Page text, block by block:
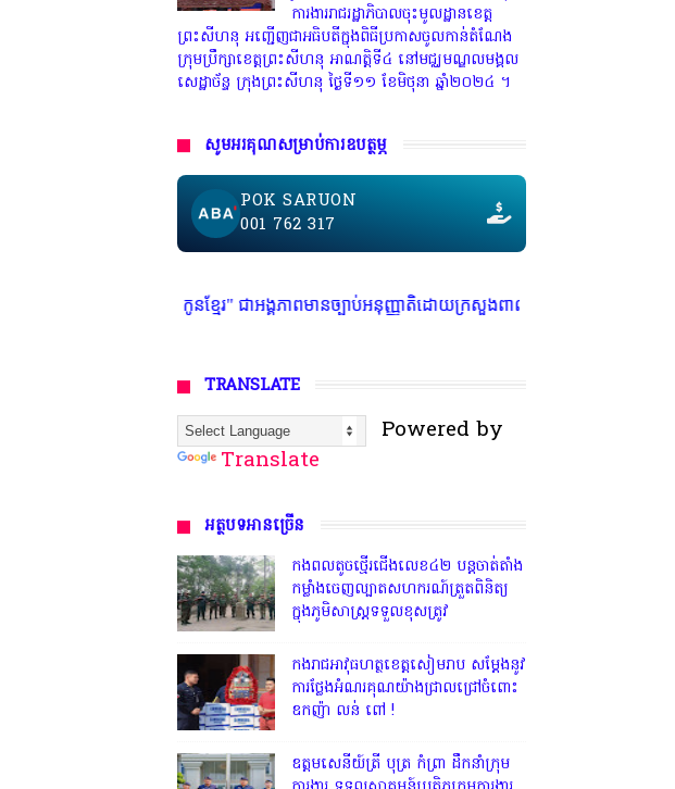
ការងាររាជរដ្ឋាភិបាលចុះមូលដ្ឋានខេត្ត
ព្រះសីហនុ អញ្ជើញជាអធិបតីក្នុងពិធីប្រកាសចូលកាន់តំណែង
ក្រុមប្រឹក្សាខេត្តព្រះសីហនុ អាណត្តិទី៤ នៅមជ្ឈមណ្ឌលមង្គល
សេដ្ឋាច័ន្ទ ក្រុងព្រះសីហនុ ថ្ងៃទី១១ ខែមិថុនា ឆ្នាំ២០២៤ ។
សូមអរគុណសម្រាប់ការឧបត្ថម្ភ
POK SARUON
001 762 317
វិតកូនខ្មែរ" ជាអង្គភាពមានច្បាប់អនុញ្ញាតិដោយក្រសួងពាណិជ្ជកម្ម ក្រសួងការងារ ក្រសួងព័ត៌មាន * ក្រមសិ
TRANSLATE
Powered by
Translate
អត្ថបទអានច្រើន
កងពលតូចថ្មើរជើងលេខ៤២ បន្តចាត់តាំង
កម្លាំងចេញល្បាតសហករណ៍ត្រួតពិនិត្យ
ក្នុងភូមិសាស្រ្តទទួលខុសត្រូវ
កងរាជអាវុធហត្ថខេត្តសៀមរាប សម្តែងនូវ
ការថ្លែងអំណរគុណយ៉ាងជ្រាលជ្រៅចំពោះ
ឧកញ៉ា លន់ ពៅ !
ឧត្តមសេនីយ៍ត្រី បុត្រ កំព្រា ដឹកនាំក្រុម